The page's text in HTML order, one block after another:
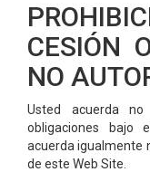
CESIÓN
NO
Usted acuerda
obligaciones bajo
acuerda igualmente
de este Web Site.